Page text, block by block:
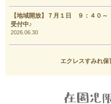
【地域開放】７月１日 ９：４０
受付中♪
2026.06.30
エクレスすみれ